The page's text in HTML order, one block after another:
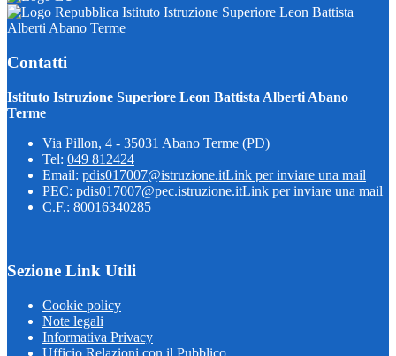
Istituto Istruzione Superiore Leon Battista
Alberti Abano Terme
Contatti
Istituto Istruzione Superiore Leon Battista Alberti Abano
Terme
Via Pillon, 4 - 35031 Abano Terme (PD)
Tel: 049 812424
Email: pdis017007@istruzione.itLink per inviare una mail
PEC: pdis017007@pec.istruzione.itLink per inviare una mail
C.F.: 80016340285
Sezione Link Utili
Cookie policy
Note legali
Informativa Privacy
Ufficio Relazioni con il Pubblico